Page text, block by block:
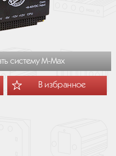
систему М-Мах
В избранное